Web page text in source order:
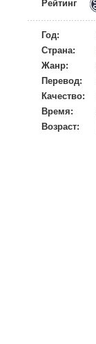
Рейтинг
Год:
Страна:
Жанр:
Перевод:
Качество:
Время:
Возраст: